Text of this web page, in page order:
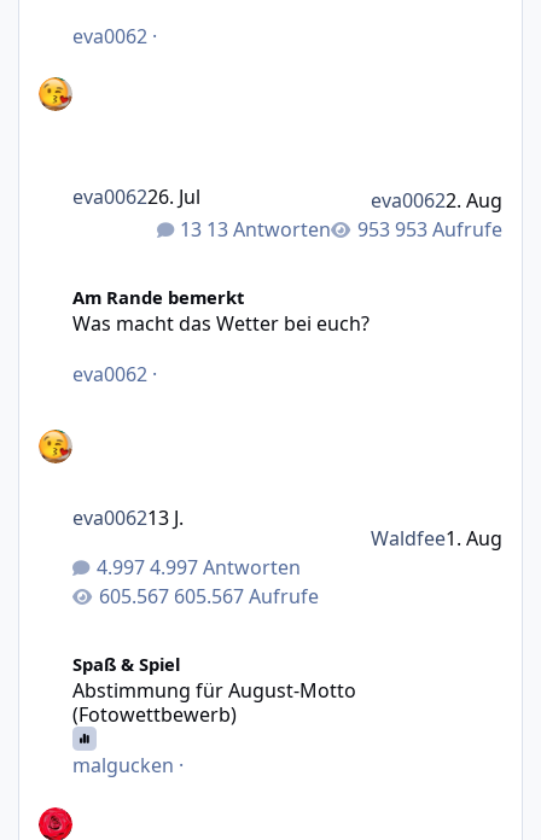
eva0062 ·
13 Antworten 953 Aufrufe
eva006226. Jul eva00622. Aug
Am Rande bemerkt
Was macht das Wetter bei euch?
eva0062 ·
4.997 Antworten
605.567 Aufrufe
eva006213 J.
Waldfee1. Aug
Spaß & Spiel
Abstimmung für August-Motto
(Fotowettbewerb)
malgucken ·